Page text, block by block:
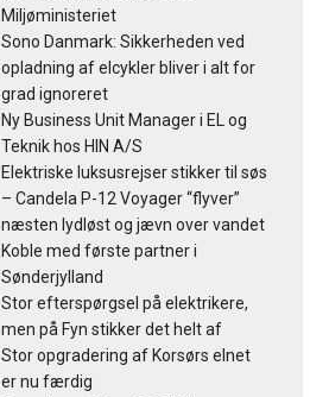
Miljøministeriet
Sono Danmark: Sikkerheden ved
opladning af elcykler bliver i alt for
grad ignoreret
Ny Business Unit Manager i EL og
Teknik hos HIN A/S
Elektriske luksusrejser stikker til søs
– Candela P-12 Voyager “flyver”
næsten lydløst og jævn over vandet
Koble med første partner i
Sønderjylland
Stor efterspørgsel på elektrikere,
men på Fyn stikker det helt af
Stor opgradering af Korsørs elnet
er nu færdig